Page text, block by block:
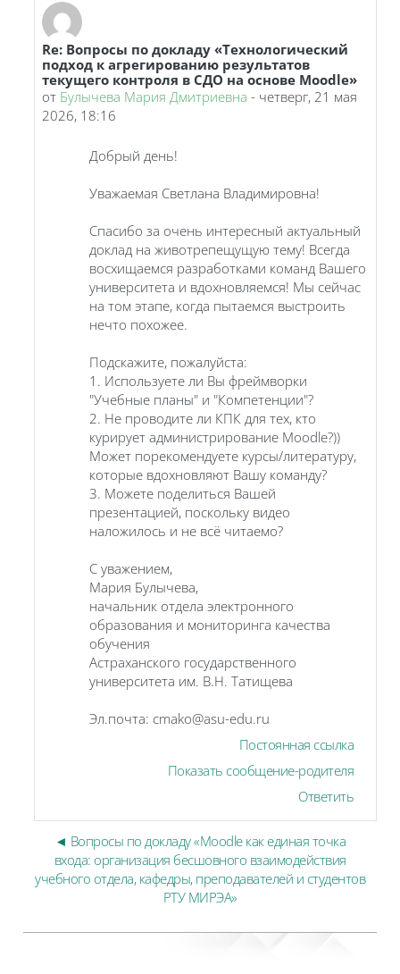
В ответ на Святогорская Наталья Владимировна
Re: Вопросы по докладу «Технологический
подход к агрегированию результатов
текущего контроля в СДО на основе Moodle»
от Булычева Мария Дмитриевна - четверг, 21 мая
2026, 18:16
Добрый день!
Уважаемая Светлана Владимировна!
Спасибо за очень интересный актуальный
доклад на животрепещущую тему! Всегда
восхищаемся разработками команд Вашего
университета и вдохновляемся! Мы сейчас
на том этапе, когда пытаемся выстроить
нечто похожее.
Подскажите, пожалуйста:
1. Используете ли Вы фреймворки
"Учебные планы" и "Компетенции"?
2. Не проводите ли КПК для тех, кто
курирует администрирование Moodle?))
Может порекомендуете курсы/литературу,
которые вдохновляют Вашу команду?
3. Можете поделиться Вашей
презентацией, поскольку видео
наложилось и не всё читаемо?
С уважением,
Мария Булычева,
начальник отдела электронного
образования и мониторинга качества
обучения
Астраханского государственного
университета им. В.Н. Татищева
Эл.почта: cmako@asu-edu.ru
Постоянная ссылка
Показать сообщение-родителя
Ответить
◄ Вопросы по докладу «Moodle как единая точка
входа: организация бесшовного взаимодействия
учебного отдела, кафедры, преподавателей и студентов
РТУ МИРЭА»